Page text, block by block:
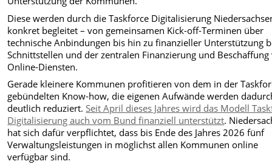
Diese werden durch die Taskforce Digitalisierung
konkret begleitet – von gemeinsamen Kick-off-Terminen über
technische Anbindungen bis hin zu finanzieller Unterstützung
Schnittstellen und der zentralen Finanzierung und Beschaffung
Online-Diensten.
Gerade kleinere Kommunen profitieren von dem in der
gebündelten Know-how, die eigenen Aufwände werden
deutlich reduziert.Seit April dieses Jahres wird das Modell
Digitalisierung auch vom Bund finanziell unterstützt.
hat sich dafür verpflichtet, dass bis Ende des Jahres 2026 fünf
Verwaltungsleistungen in möglichst allen Kommunen online
verfügbar sind.